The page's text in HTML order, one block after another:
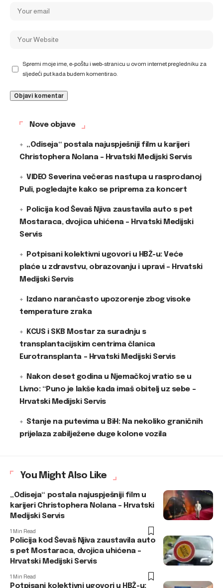
Spremi moje ime, e-poštu i web-stranicu u ovom internet pregledniku za
sljedeći put kada budem komentirao.
Nove objave
„Odiseja“ postala najuspješniji film u karijeri
Christophera Nolana – Hrvatski Medijski Servis
VIDEO Severina večeras nastupa u rasprodanoj
Puli, pogledajte kako se priprema za koncert
Policija kod Ševaš Njiva zaustavila auto s pet
Mostaraca, dvojica uhićena – Hrvatski Medijski
Servis
Potpisani kolektivni ugovori u HBŽ-u: Veće
plaće u zdravstvu, obrazovanju i upravi – Hrvatski
Medijski Servis
Izdano narančasto upozorenje zbog visoke
temperature zraka
KCUS i SKB Mostar za suradnju s
transplantacijskim centrima članica
Eurotransplanta – Hrvatski Medijski Servis
Nakon deset godina u Njemačkoj vratio se u
Livno: “Puno je lakše kada imaš obitelj uz sebe –
Hrvatski Medijski Servis
Stanje na putevima u BiH: Na nekoliko graničnih
prijelaza zabilježene duge kolone vozila
You Might Also Like
„Odiseja“ postala najuspješniji film u
karijeri Christophera Nolana – Hrvatski
Medijski Servis
1 Min Read
Policija kod Ševaš Njiva zaustavila auto
s pet Mostaraca, dvojica uhićena –
Hrvatski Medijski Servis
1 Min Read
Potpisani kolektivni ugovori u HBŽ-u: